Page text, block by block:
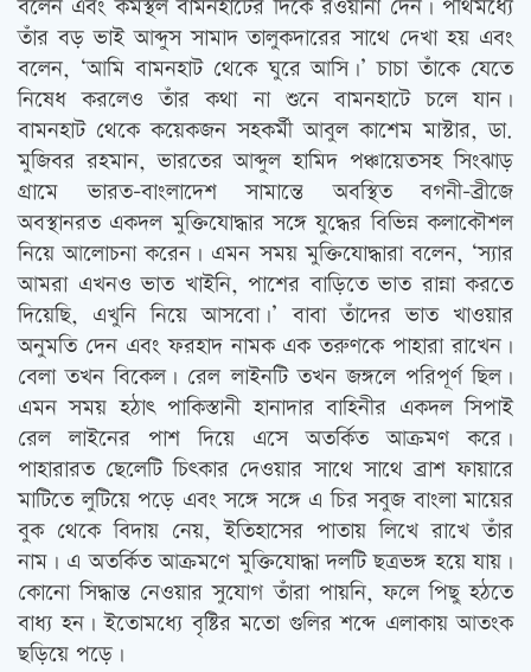
বলেন এবং কর্মস্থল বামনহাটের দিকে রওয়ানা দেন। পথিমধ্যে
তাঁর বড় ভাই আব্দুস সামাদ তালুকদারের সাথে দেখা হয় এবং
বলেন, ‘আমি বামনহাট থেকে ঘুরে আসি।’ চাচা তাঁকে যেতে
নিষেধ করলেও তাঁর কথা না শুনে বামনহাটে চলে যান।
বামনহাট থেকে কয়েকজন সহকর্মী আবুল কাশেম মাস্টার, ডা.
মুজিবর রহমান, ভারতের আব্দুল হামিদ পঞ্চায়েতসহ সিংঝাড়
গ্রামে ভারত-বাংলাদেশ সামান্তে অবস্থিত বগনী-ব্রীজে
অবস্থানরত একদল মুক্তিযোদ্ধার সঙ্গে যুদ্ধের বিভিন্ন কলাকৌশল
নিয়ে আলোচনা করেন। এমন সময় মুক্তিযোদ্ধারা বলেন, ‘স্যার
আমরা এখনও ভাত খাইনি, পাশের বাড়িতে ভাত রান্না করতে
দিয়েছি, এখুনি নিয়ে আসবো।’ বাবা তাঁদের ভাত খাওয়ার
অনুমতি দেন এবং ফরহাদ নামক এক তরুণকে পাহারা রাখেন।
বেলা তখন বিকেল। রেল লাইনটি তখন জঙ্গলে পরিপূর্ণ ছিল।
এমন সময় হঠাৎ পাকিস্তানী হানাদার বাহিনীর একদল সিপাই
রেল লাইনের পাশ দিয়ে এসে অতর্কিত আক্রমণ করে।
পাহারারত ছেলেটি চিৎকার দেওয়ার সাথে সাথে ব্রাশ ফায়ারে
মাটিতে লুটিয়ে পড়ে এবং সঙ্গে সঙ্গে এ চির সবুজ বাংলা মায়ের
বুক থেকে বিদায় নেয়, ইতিহাসের পাতায় লিখে রাখে তাঁর
নাম। এ অতর্কিত আক্রমণে মুক্তিযোদ্ধা দলটি ছত্রভঙ্গ হয়ে যায়।
কোনো সিদ্ধান্ত নেওয়ার সুযোগ তাঁরা পায়নি, ফলে পিছু হঠতে
বাধ্য হন। ইতোমধ্যে বৃষ্টির মতো গুলির শব্দে এলাকায় আতংক
ছড়িয়ে পড়ে।